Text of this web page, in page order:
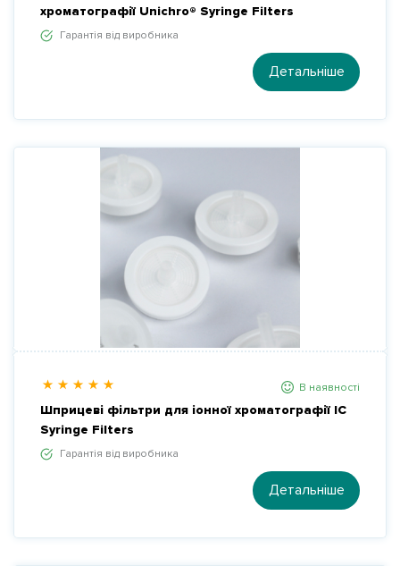
хроматографії Unichro® Syringe Filters
Гарантія від виробника
Детальніше
В наявності
Шприцеві фільтри для іонної хроматографії IC
Syringe Filters
Гарантія від виробника
Детальніше